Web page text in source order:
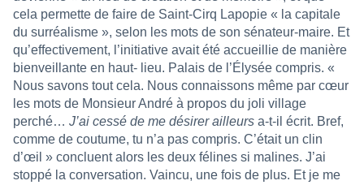
cela permette de faire de Saint-Cirq Lapopie « la capitale
du surréalisme », selon les mots de son sénateur-maire. Et
qu’effectivement, l’initiative avait été accueillie de manière
bienveillante en haut- lieu. Palais de l’Élysée compris. «
Nous savons tout cela. Nous connaissons même par cœur
les mots de Monsieur André à propos du joli village
perché… J’ai cessé de me désirer ailleurs a-t-il écrit. Bref,
comme de coutume, tu n’a pas compris. C’était un clin
d’œil » concluent alors les deux félines si malines. J’ai
stoppé la conversation. Vaincu, une fois de plus. Et je me